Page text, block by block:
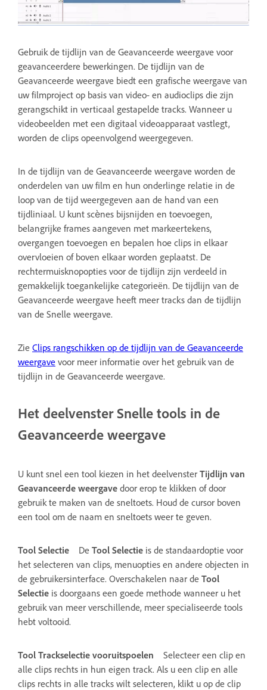
Gebruik de tijdlijn van de Geavanceerde weergave voor
geavanceerdere bewerkingen. De tijdlijn van de
Geavanceerde weergave biedt een grafische weergave van
uw filmproject op basis van video- en audioclips die zijn
gerangschikt in verticaal gestapelde tracks. Wanneer u
videobeelden met een digitaal videoapparaat vastlegt,
worden de clips opeenvolgend weergegeven.
In de tijdlijn van de Geavanceerde weergave worden de
onderdelen van uw film en hun onderlinge relatie in de
loop van de tijd weergegeven aan de hand van een
tijdliniaal. U kunt scènes bijsnijden en toevoegen,
belangrijke frames aangeven met markeertekens,
overgangen toevoegen en bepalen hoe clips in elkaar
overvloeien of boven elkaar worden geplaatst. De
rechtermuisknopopties voor de tijdlijn zijn verdeeld in
gemakkelijk toegankelijke categorieën. De tijdlijn van de
Geavanceerde weergave heeft meer tracks dan de tijdlijn
van de Snelle weergave.
Zie Clips rangschikken op de tijdlijn van de Geavanceerde
weergave voor meer informatie over het gebruik van de
tijdlijn in de Geavanceerde weergave.
Het deelvenster Snelle tools in de
Geavanceerde weergave
U kunt snel een tool kiezen in het deelvenster Tijdlijn van
Geavanceerde weergave door erop te klikken of door
gebruik te maken van de sneltoets. Houd de cursor boven
een tool om de naam en sneltoets weer te geven.
Tool Selectie De Tool Selectie is de standaardoptie voor
het selecteren van clips, menuopties en andere objecten in
de gebruikersinterface. Overschakelen naar de Tool
Selectie is doorgaans een goede methode wanneer u het
gebruik van meer verschillende, meer specialiseerde tools
hebt voltooid.
Tool Trackselectie vooruitspoelen
Selecteer een clip en
alle clips rechts in hun eigen track. Als u een clip en alle
clips rechts in alle tracks wilt selecteren, klikt u op de clip